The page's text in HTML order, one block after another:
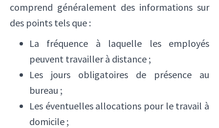
comprend généralement des informations sur
des points tels que :
La fréquence à laquelle les employés
peuvent travailler à distance ;
Les jours obligatoires de présence au
bureau ;
Les éventuelles allocations pour le travail à
domicile ;